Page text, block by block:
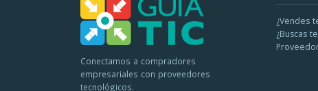
Conectamos a compradores
empresariales con proveedores
tecnológicos.
¿Vendes
¿Buscas